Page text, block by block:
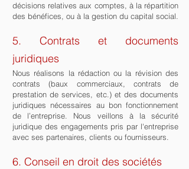
décisions relatives aux comptes, à la répartition
des bénéfices, ou à la gestion du capital social.
5. Contrats et documents
juridiques
Nous réalisons la rédaction ou la révision des
contrats (baux commerciaux, contrats de
prestation de services, etc.) et des documents
juridiques nécessaires au bon fonctionnement
de l’entreprise. Nous veillons à la sécurité
juridique des engagements pris par l'entreprise
avec ses partenaires, clients ou fournisseurs.
6. Conseil en droit des sociétés